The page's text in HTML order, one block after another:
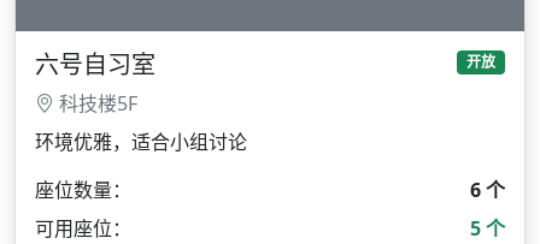
六号自习室 开放
科技楼5F
环境优雅，适合小组讨论
座位数量：
6 个
可用座位：
5 个